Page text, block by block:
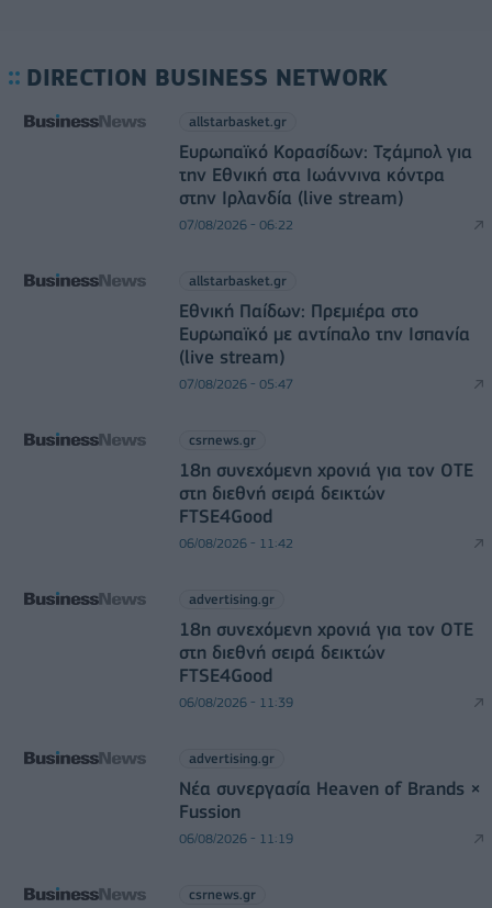
DIRECTION BUSINESS NETWORK
allstarbasket.gr
Ευρωπαϊκό Κορασίδων: Τζάμπολ για
την Εθνική στα Ιωάννινα κόντρα
στην Ιρλανδία (live stream)
07/08/2026 - 06:22
allstarbasket.gr
Εθνική Παίδων: Πρεμιέρα στο
Ευρωπαϊκό με αντίπαλο την Ισπανία
(live stream)
07/08/2026 - 05:47
csrnews.gr
18η συνεχόμενη χρονιά για τον ΟΤΕ
στη διεθνή σειρά δεικτών
FTSE4Good
06/08/2026 - 11:42
advertising.gr
18η συνεχόμενη χρονιά για τον ΟΤΕ
στη διεθνή σειρά δεικτών
FTSE4Good
06/08/2026 - 11:39
advertising.gr
Νέα συνεργασία Heaven of Brands ×
Fussion
06/08/2026 - 11:19
csrnews.gr